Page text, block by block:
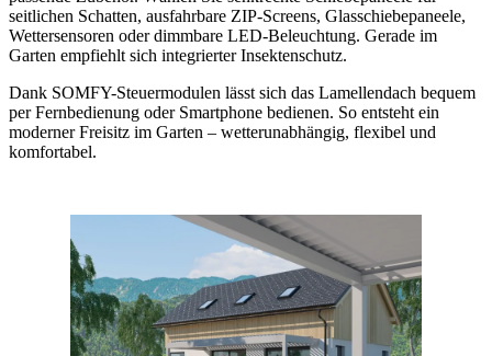
seitlichen Schatten, ausfahrbare ZIP-Screens, Glasschiebepaneele,
Wettersensoren oder dimmbare LED-Beleuchtung. Gerade im
Garten empfiehlt sich integrierter Insektenschutz.
Dank SOMFY-Steuermodulen lässt sich das Lamellendach bequem
per Fernbedienung oder Smartphone bedienen. So entsteht ein
moderner Freisitz im Garten – wetterunabhängig, flexibel und
komfortabel.